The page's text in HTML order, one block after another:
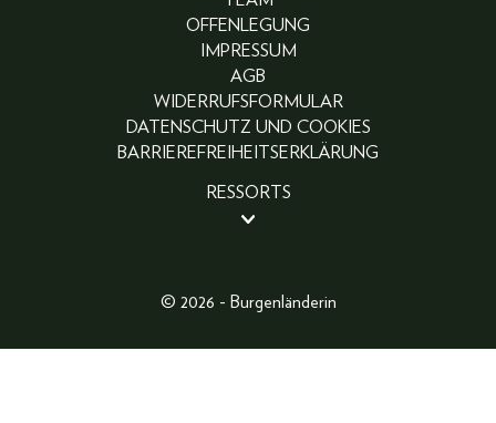
OFFENLEGUNG
IMPRESSUM
AGB
WIDERRUFSFORMULAR
DATENSCHUTZ UND COOKIES
BARRIEREFREIHEITSERKLÄRUNG
RESSORTS
FASHION
© 2026 - Burgenländerin